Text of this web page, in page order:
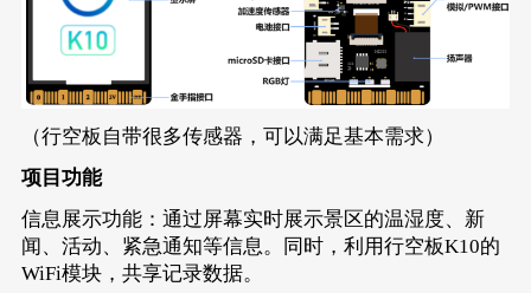
（行空板自带很多传感器，可以满足基本需求）
项目功能
信息展示功能：通过屏幕实时展示景区的温湿度、新
闻、活动、紧急通知等信息。同时，利用行空板K10的
WiFi模块，共享记录数据。